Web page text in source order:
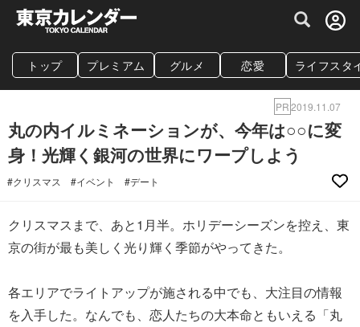
グルメ情報・プレミアムレストラン予約
トップ プレミアム グルメ 恋愛 ライフスタ
PR2019.11.07
丸の内イルミネーションが、今年は○○に変
身！光輝く銀河の世界にワープしよう
#クリスマス #イベント #デート
クリスマスまで、あと1月半。ホリデーシーズンを控え、東
京の街が最も美しく光り輝く季節がやってきた。
各エリアでライトアップが施される中でも、大注目の情報
を入手した。なんでも、恋人たちの大本命ともいえる「丸